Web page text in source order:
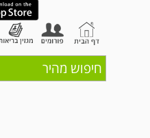
חיפוש מהיר